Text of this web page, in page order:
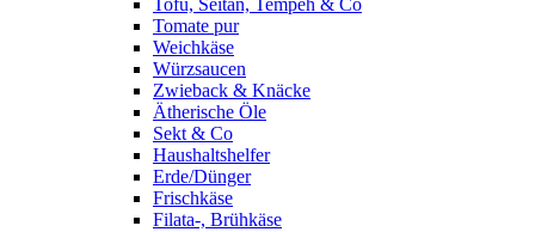
Tofu, Seitan, Tempeh & Co
Tomate pur
Weichkäse
Würzsaucen
Zwieback & Knäcke
Ätherische Öle
Sekt & Co
Haushaltshelfer
Erde/Dünger
Frischkäse
Filata-, Brühkäse